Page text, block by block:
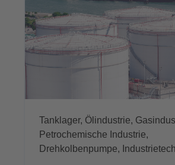
Tanklager, Ölindustrie,
Petrochemische Industrie,
Drehkolbenpumpe,